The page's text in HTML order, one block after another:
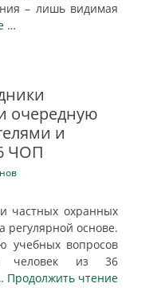
– лишь видимая
…
очередную
и
ЧОП
частных охранных
регулярной основе.
учебных вопросов
человек из 36
Продолжить чтение